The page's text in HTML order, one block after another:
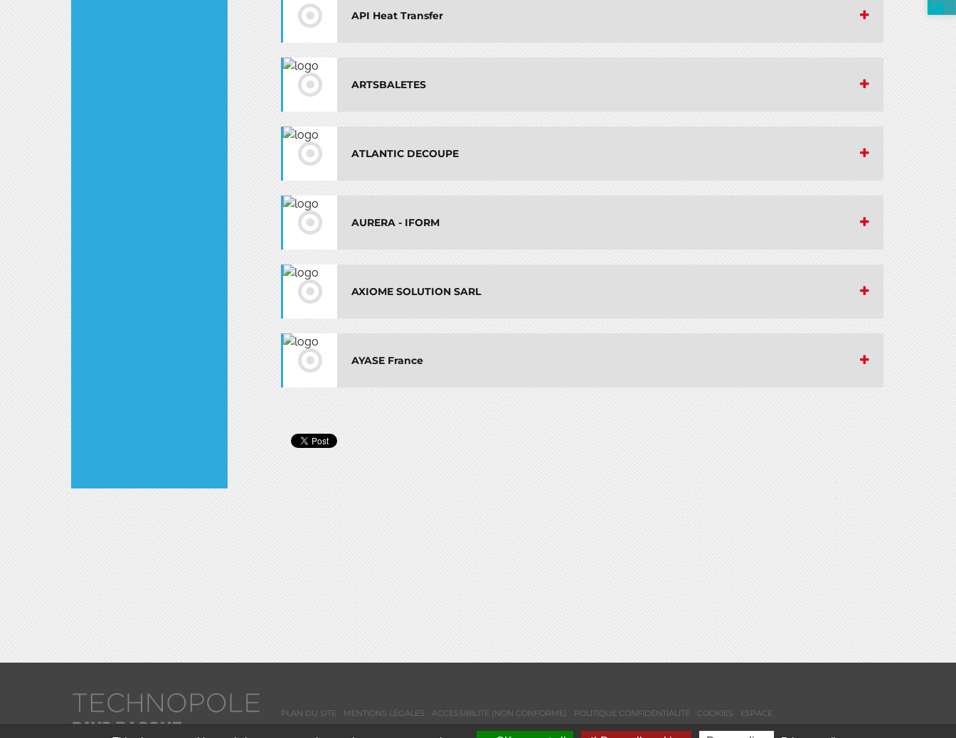
API Heat Transfer
ARTSBALETES
ATLANTIC DECOUPE
AURERA - IFORM
AXIOME SOLUTION SARL
AYASE France
PLAN DU SITE MENTIONS LÉGALES ACCESSIBILITÉ (NON CONFORME) POLITIQUE CONFIDENTIALITÉ COOKIES ESPACE